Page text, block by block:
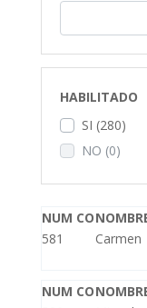
HABILITADO
SI (280)
NO (0)
NUM
581
Carmen
NUM